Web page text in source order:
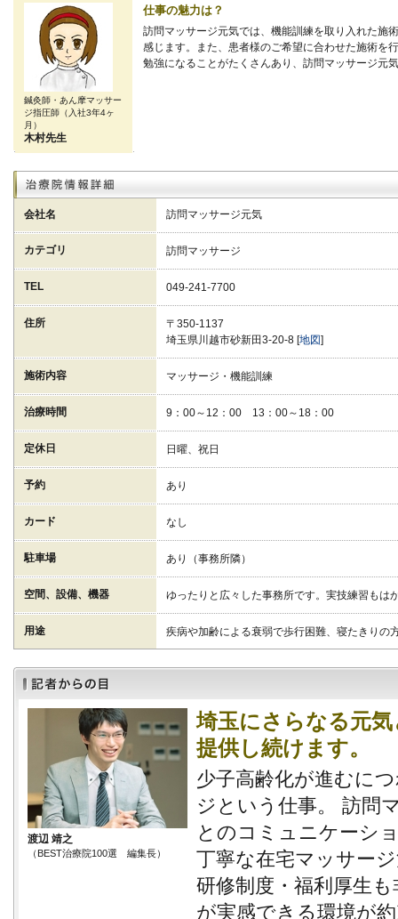
鍼灸師・あん摩マッサー
ジ指圧師（入社3年4ヶ
月）
木村先生
仕事の魅力は？
訪問マッサージ元気では、機能訓練を取り入れた施
感じます。また、患者様のご希望に合わせた施術を
勉強になることがたくさんあり、訪問マッサージ元
会社名 訪問マッサージ元気
カテゴリ 訪問マッサージ
TEL 049-241-7700
住所
〒350-1137
埼玉県川越市砂新田3-20-8 [地図]
施術内容 マッサージ・機能訓練
治療時間 9：00～12：00 13：00～18：00
定休日 日曜、祝日
予約 あり
カード なし
駐車場 あり（事務所隣）
空間、設備、機器 ゆったりと広々した事務所です。実技練習もは
用途 疾病や加齢による衰弱で歩行困難、寝たきりの
渡辺 靖之
（BEST治療院100選 編集長）
埼玉にさらなる元
提供し続けます。
少子高齢化が進むに
ジという仕事。 訪問
とのコミュニケーシ
丁寧な在宅マッサー
研修制度・福利厚生
が実感できる環境が